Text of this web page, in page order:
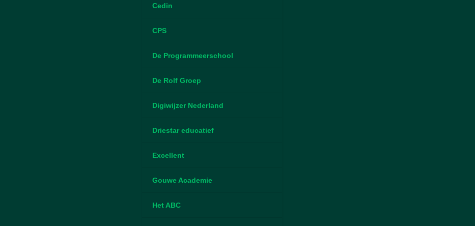
Cedin
CPS
De Programmeerschool
De Rolf Groep
Digiwijzer Nederland
Driestar educatief
Excellent
Gouwe Academie
Het ABC